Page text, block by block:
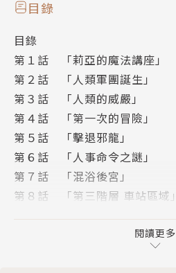
目錄
目錄
第１話 「莉亞的魔法講座」
第２話 「人類軍團誕生」
第３話 「人類的威嚴」
第４話 「第一次的冒險」
第５話 「擊退邪龍」
第６話 「人事命令之謎」
第７話 「混浴後宮」
第８話 「第三階層 車站區域」
第１０話 「人類討伐戰略」
閱讀更多